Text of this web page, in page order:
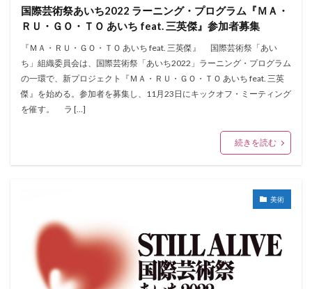
国際芸術祭あいち2022 ラーニング・プログラム『ＭＡ・
ＲＵ・ＧＯ・ＴＯ あいち feat. 三英傑』参加者募集
『ＭＡ・ＲＵ・ＧＯ・ＴＯ あいち feat. 三英傑』 国際芸術祭「あい
ち」組織委員会は、国際芸術祭「あいち2022」ラーニング・プログラム
の一環で、新プロジェクト『ＭＡ・ＲＵ・ＧＯ・ＴＯ あいち feat. 三英
傑』を始める。参加者を募集し、11月23日にキックオフ・ミーティング
を催す。 ラ […]
続きを読む
美術